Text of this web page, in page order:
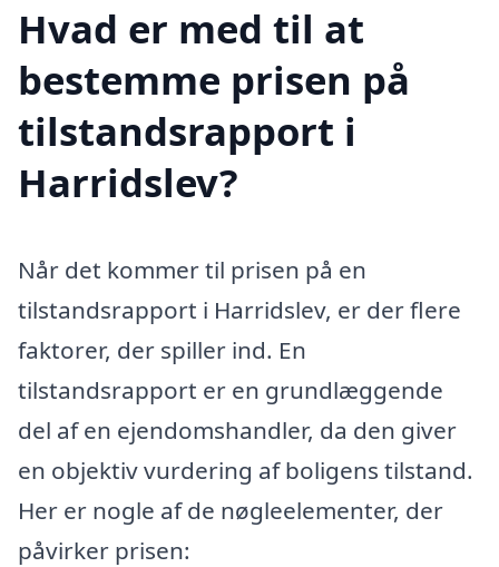
Hvad er med til at
bestemme prisen på
tilstandsrapport i
Harridslev?
Når det kommer til prisen på en
tilstandsrapport i Harridslev, er der flere
faktorer, der spiller ind. En
tilstandsrapport er en grundlæggende
del af en ejendomshandler, da den giver
en objektiv vurdering af boligens tilstand.
Her er nogle af de nøgleelementer, der
påvirker prisen: